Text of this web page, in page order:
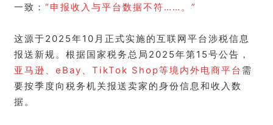
一致： “申报收入与平台数据不符……。”
这源于2025年10月正式实施的互联网平台涉税信息
报送新规。根据国家税务总局2025年第15号公告，
亚马逊、eBay、TikTok Shop等境内外电商平台 需
要按季度向税务机关报送卖家的身份信息和收入数
据。